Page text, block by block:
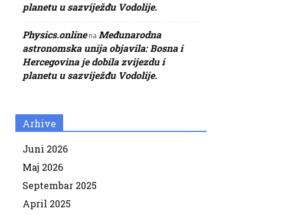
planetu u sazviježđu Vodolije.
Physics.onlinena Međunarodna
astronomska unija objavila: Bosna i
Hercegovina je dobila zvijezdu i
planetu u sazviježđu Vodolije.
Arhive
Juni 2026
Maj 2026
Septembar 2025
April 2025